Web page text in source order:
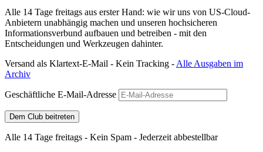
Alle 14 Tage freitags aus erster Hand: wie wir uns von US-Cloud-
Anbietern unabhängig machen und unseren hochsicheren
Informationsverbund aufbauen und betreiben - mit den
Entscheidungen und Werkzeugen dahinter.
Versand als Klartext-E-Mail - Kein Tracking - Alle Ausgaben im
Archiv
Geschäftliche E-Mail-Adresse
Dem Club beitreten
Alle 14 Tage freitags - Kein Spam - Jederzeit abbestellbar